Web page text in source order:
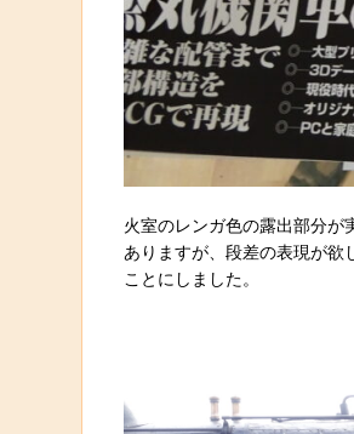
火室のレンガ色の露出部分が
ありますが、段差の表現が欲
ことにしました。